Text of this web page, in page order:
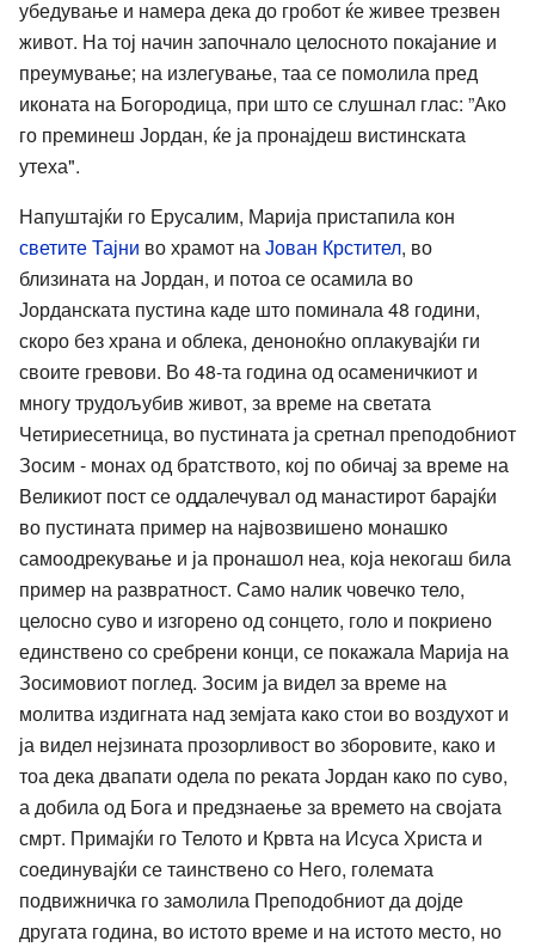
убедување и намера дека до гробот ќе живее трезвен
живот. На тој начин започнало целосното покајание и
преумување; на излегување, таа се помолила пред
иконата на Богородица, при што се слушнал глас: ”Ако
го преминеш Јордан, ќе ја пронајдеш вистинската
утеха".
Напуштајќи го Ерусалим, Марија пристапила кон
светите Тајни во храмот наЈован Крстител, во
близината на Јордан, и потоа се осамила во
Јорданската пустина каде што поминала 48 години,
скоро без храна и облека, деноноќно оплакувајќи ги
своите гревови. Во 48-та година од осаменичкиот и
многу трудољубив живот, за време на светата
Четириесетница, во пустината ја сретнал преподобниот
Зосим - монах од братството, кој по обичај за време на
Великиот пост се оддалечувал од манастирот барајќи
во пустината пример на највозвишено монашко
самоодрекување и ја пронашол неа, која некогаш била
пример на развратност. Само налик човечко тело,
целосно суво и изгорено од сонцето, голо и покриено
единствено со сребрени конци, се покажала Марија на
Зосимовиот поглед. Зосим ја видел за време на
молитва издигната над земјата како стои во воздухот и
ја видел нејзината прозорливост во зборовите, како и
тоа дека двапати одела по реката Јордан како по суво,
а добила од Бога и предзнаење за времето на својата
смрт. Примајќи го Телото и Крвта на Исуса Христа и
соединувајќи се таинствено со Него, големата
подвижничка го замолила Преподобниот да дојде
другата година, во истото време и на истото место, но